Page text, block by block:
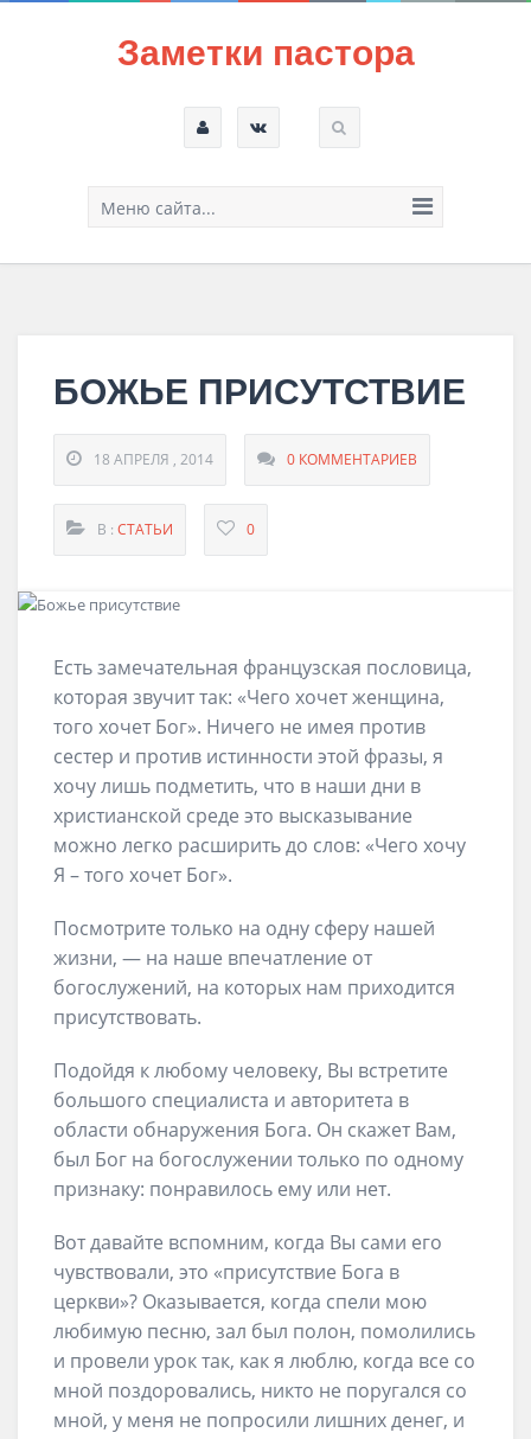
Заметки пастора
Меню сайта...
БОЖЬЕ ПРИСУТСТВИЕ
18 АПРЕЛЯ , 2014 0 КОММЕНТАРИЕВ
В : СТАТЬИ 0
Есть замечательная французская пословица,
которая звучит так: «Чего хочет женщина,
того хочет Бог». Ничего не имея против
сестер и против истинности этой фразы, я
хочу лишь подметить, что в наши дни в
христианской среде это высказывание
можно легко расширить до слов: «Чего хочу
Я – того хочет Бог».
Посмотрите только на одну сферу нашей
жизни, — на наше впечатление от
богослужений, на которых нам приходится
присутствовать.
Подойдя к любому человеку, Вы встретите
большого специалиста и авторитета в
области обнаружения Бога. Он скажет Вам,
был Бог на богослужении только по одному
признаку: понравилось ему или нет.
Вот давайте вспомним, когда Вы сами его
чувствовали, это «присутствие Бога в
церкви»? Оказывается, когда спели мою
любимую песню, зал был полон, помолились
и провели урок так, как я люблю, когда все со
мной поздоровались, никто не поругался со
мной, у меня не попросили лишних денег, и